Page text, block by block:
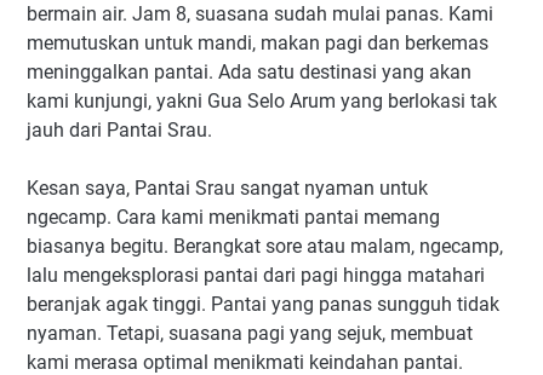
bermain air. Jam 8, suasana sudah mulai panas. Kami
memutuskan untuk mandi, makan pagi dan berkemas
meninggalkan pantai. Ada satu destinasi yang akan
kami kunjungi, yakni Gua Selo Arum yang berlokasi tak
jauh dari Pantai Srau.
Kesan saya, Pantai Srau sangat nyaman untuk
ngecamp. Cara kami menikmati pantai memang
biasanya begitu. Berangkat sore atau malam, ngecamp,
lalu mengeksplorasi pantai dari pagi hingga matahari
beranjak agak tinggi. Pantai yang panas sungguh tidak
nyaman. Tetapi, suasana pagi yang sejuk, membuat
kami merasa optimal menikmati keindahan pantai.